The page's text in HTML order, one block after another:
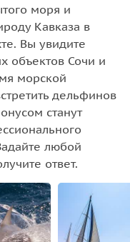
моря и
Кавказа в
Вы увидите
объектов Сочи и
морской
дельфинов
станут
любой
ответ.